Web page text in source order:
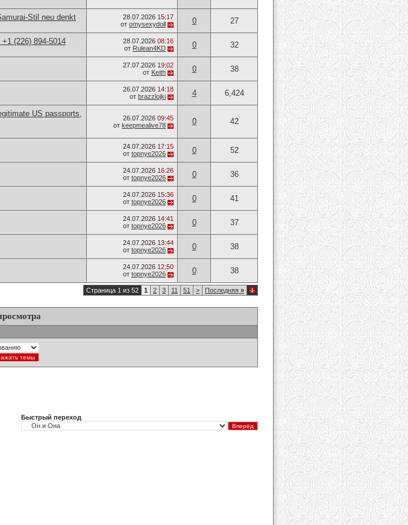
Stil neu denkt 28.07.2026 15:17
от omysexydoll 0 27
(226) 894-5014 28.07.2026 08:16
от Rulean4KD 0 32
27.07.2026 19:02
от Keith 0 38
26.07.2026 14:18
от brazzlojki 4 6,424
US passports,
26.07.2026 09:45
от keepmealive78 0 42
24.07.2026 17:15
от topnye2026 0 52
24.07.2026 16:26
от topnye2026 0 36
24.07.2026 15:36
от topnye2026 0 41
24.07.2026 14:41
от topnye2026 0 37
24.07.2026 13:44
от topnye2026 0 38
24.07.2026 12:50
от topnye2026 0 38
Страница 1 из 52 1 2 3 11 51 > Последняя »
Быстрый переход